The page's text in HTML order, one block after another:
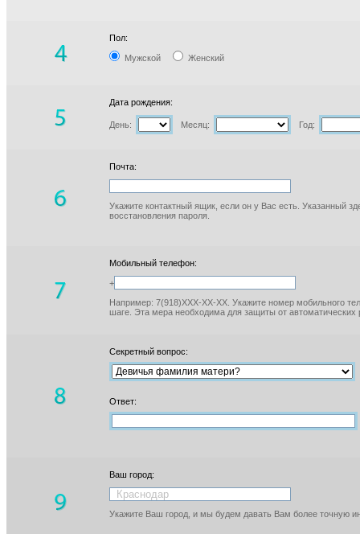
Пол:
Мужской Женский
Дата рождения:
День: Месяц: Год:
Почта:
Укажите контактный ящик, если он у Вас есть. Указанный
восстановления пароля.
Мобильный телефон:
+
Например: 7(918)XXX-XX-XX. Укажите номер мобильного
шаге. Эта мера необходима для защиты от автоматических
Секретный вопрос:
Ответ:
Ваш город:
Укажите Ваш город, и мы будем давать Вам более точную